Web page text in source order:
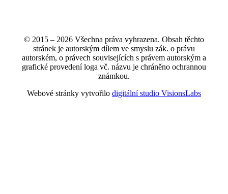
© 2015 – 2026 Všechna práva vyhrazena. Obsah těchto
stránek je autorským dílem ve smyslu zák. o právu
autorském, o právech souvisejících s právem autorským a
grafické provedení loga vč. názvu je chráněno ochrannou
známkou.
Webové stránky vytvořilo digitální studio VisionsLabs